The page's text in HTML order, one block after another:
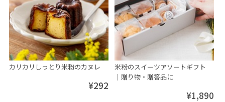
カリカリしっとり米粉のカヌレ
¥292
米粉のスイーツアソートギフト
│贈り物・贈答品に
¥1,890